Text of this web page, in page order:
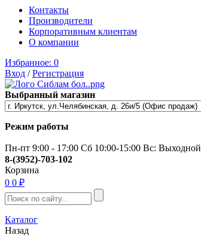
Контакты
Производители
Корпоративным клиентам
О компании
Избранное: 0
Вход /Регистрация
Выбранный магазин
Режим работы
Пн-пт 9:00 - 17:00 Сб 10:00-15:00 Вс: Выходной
8-(3952)-703-102
Корзина
0 0 ₽
Каталог
Назад